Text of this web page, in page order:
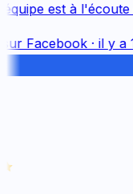
est à l'écoute
Facebook· il y a 1